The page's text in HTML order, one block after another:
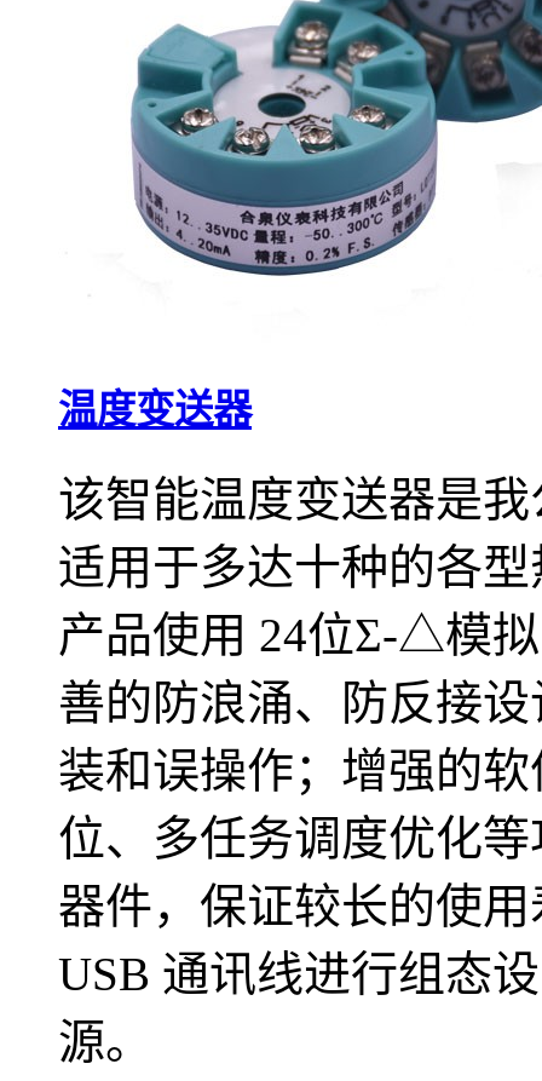
温度变送器
该智能温度变送器是
适用于多达十种的各
产品使用 24位Σ-△模
善的防浪涌、防反接
装和误操作；增强的
位、多任务调度优化
器件，保证较长的使
USB 通讯线进行组态
源。